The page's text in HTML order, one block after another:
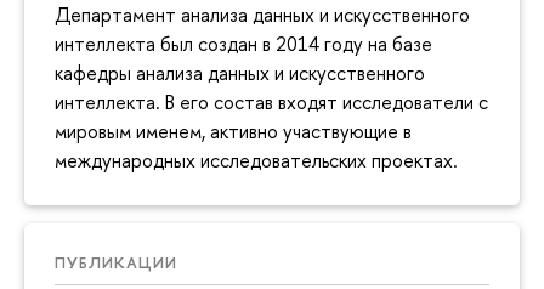
Департамент анализа данных и искусственного
интеллекта был создан в 2014 году на базе
кафедры анализа данных и искусственного
интеллекта. В его состав входят исследователи с
мировым именем, активно участвующие в
международных исследовательских проектах.
ПУБЛИКАЦИИ